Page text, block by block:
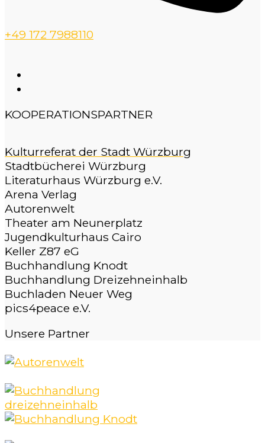
+49 172 7988110
KOOPERATIONSPARTNER
Kulturreferat der Stadt Würzburg
Stadtbücherei Würzburg
Literaturhaus Würzburg e.V.
Arena Verlag
Autorenwelt
Theater am Neunerplatz
Jugendkulturhaus Cairo
Keller Z87 eG
Buchhandlung Knodt
Buchhandlung Dreizehneinhalb
Buchladen Neuer Weg
pics4peace e.V.
Unsere Partner